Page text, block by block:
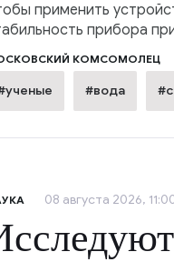
применить
прибора
КОМСОМОЛЕЦ
#вода
08 августа 2026,